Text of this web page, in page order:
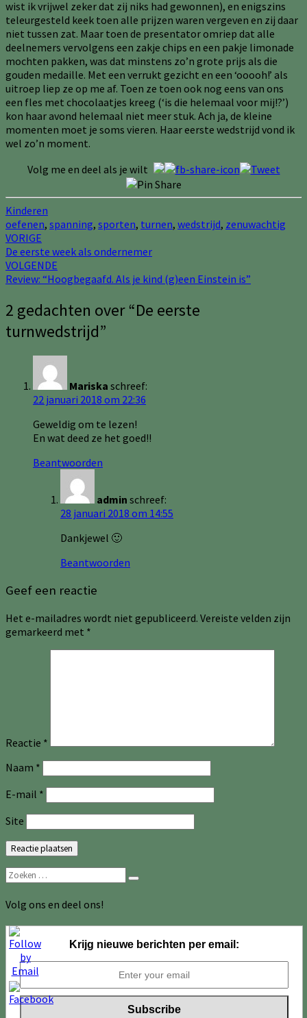
wist ik vrijwel zeker dat zij niks had gewonnen), en enigszins
teleurgesteld keek toen alle prijzen waren vergeven en zij daar
niet tussen zat. Maar toen de presentator omriep dat alle
deelnemers vervolgens een zakje chips en een pakje limonade
mochten pakken, was dat minstens zo’n grote prijs als die
gouden medaille. Met een verrukt gezicht en een ‘ooooh!’ als
uitroep liep ze op me af. Toen ze toen ook nog eens van ons
een fles met chocolaatjes kreeg (‘is die helemaal voor mij!?’)
kon haar avond helemaal niet meer stuk. Ach ja, de kleine
momenten moet je soms vieren. Haar eerste wedstrijd vond ik
wel zo’n moment.
Volg me en deel als je wilt
Kinderen
oefenen, spanning, sporten, turnen, wedstrijd, zenuwachtig
Navigatie
door
berichten
VORIGE
De eerste week als ondernemer
VOLGENDE
Review: “Hoogbegaafd. Als je kind (g)een Einstein is”
2 gedachten over “De eerste
turnwedstrijd”
Mariska schreef:
22 januari 2018 om 22:36
Geweldig om te lezen!
En wat deed ze het goed!!
Beantwoorden
admin schreef:
28 januari 2018 om 14:55
Dankjewel 🙂
Beantwoorden
Geef een reactie
Het e-mailadres wordt niet gepubliceerd. Vereiste velden zijn
gemarkeerd met *
Reactie *
Naam *
E-mail *
Site
Zoeken
naar:
Zoeken
Volg ons en deel ons!
Krijg nieuwe berichten per email: